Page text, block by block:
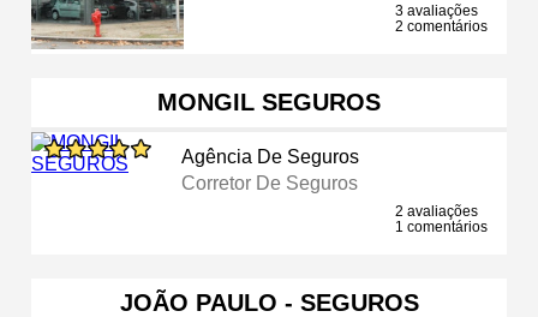
3 avaliações
2 comentários
MONGIL SEGUROS
Agência De Seguros
Corretor De Seguros
2 avaliações
1 comentários
JOÃO PAULO - SEGUROS